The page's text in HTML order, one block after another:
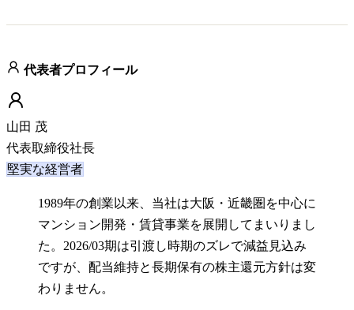
代表者プロフィール
山田 茂
代表取締役社長
堅実な経営者
1989年の創業以来、当社は大阪・近畿圏を中心に
マンション開発・賃貸事業を展開してまいりまし
た。2026/03期は引渡し時期のズレで減益見込み
ですが、配当維持と長期保有の株主還元方針は変
わりません。